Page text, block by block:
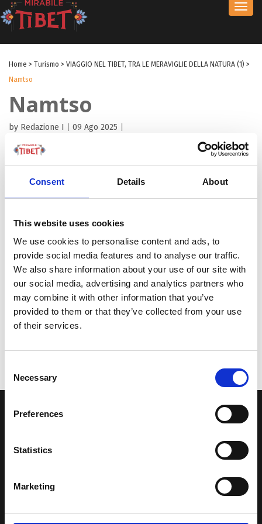
Consent Details About
This website uses cookies
We use cookies to personalise content and ads, to
provide social media features and to analyse our traffic.
We also share information about your use of our site with
our social media, advertising and analytics partners who
may combine it with other information that you’ve
provided to them or that they’ve collected from your use
of their services.
Selection
Necessary
Preferences
Statistics
Marketing
Home > Turismo > VIAGGIO NEL TIBET, TRA LE MERAVIGLIE DELLA NATURA (1) >
Namtso
Namtso
by Redazione I 09 Ago 2025
LA NOSTRA MISSION
Una comunità di appassionati della cultura tibetana che hanno
Una regione affascinante, densa di spiritualità che con i suoi
paesaggi e la sua gente è capace di riempire il cuore.